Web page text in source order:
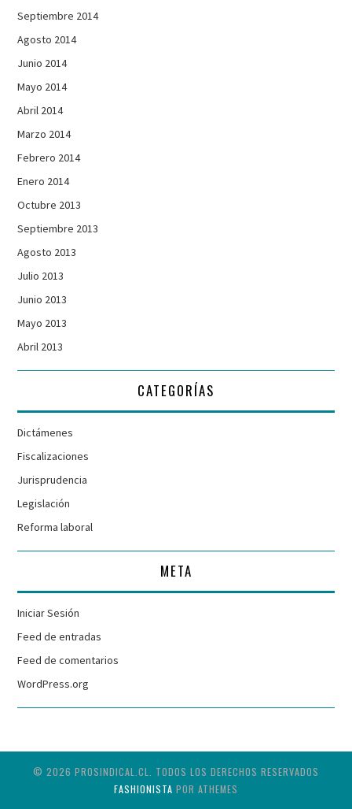
Septiembre 2014
Agosto 2014
Junio 2014
Mayo 2014
Abril 2014
Marzo 2014
Febrero 2014
Enero 2014
Octubre 2013
Septiembre 2013
Agosto 2013
Julio 2013
Junio 2013
Mayo 2013
Abril 2013
CATEGORÍAS
Dictámenes
Fiscalizaciones
Jurisprudencia
Legislación
Reforma laboral
META
Iniciar Sesión
Feed de entradas
Feed de comentarios
WordPress.org
© 2026 PROSINDICAL.CL. TODOS LOS DERECHOS RESERVADOS
FASHIONISTA POR ATHEMES